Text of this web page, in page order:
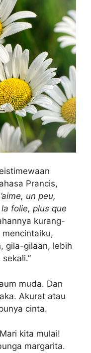
Prancis,
un peu,
folie, plus que
kurang-
gila-gilaan, lebih
muda. Dan
Akurat atau
cinta.
kita mulai!
margarita.